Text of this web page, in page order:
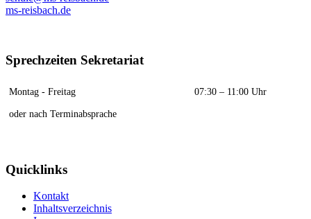
ms-reisbach.de
Sprechzeiten Sekretariat
Montag - Freitag
07:30 – 11:00 Uhr
oder nach Terminabsprache
Quicklinks
Kontakt
Inhaltsverzeichnis